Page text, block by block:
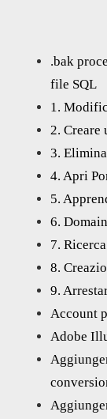
.bak
file SQL
1.
2. Creare
3.
4. Apri
5.
6.
7.
8.
9.
Account
Adobe